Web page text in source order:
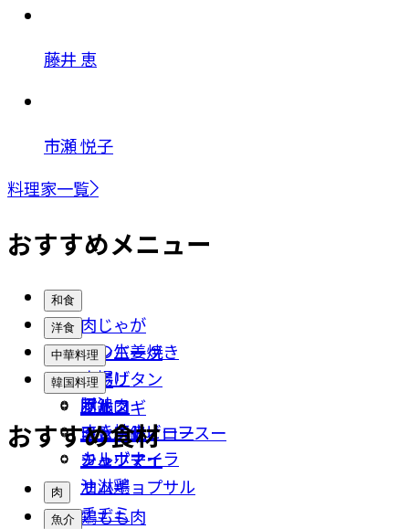
藤井 恵
市瀬 悦子
料理家一覧
おすすめメニュー
和食
肉じゃが
豚の生姜焼き
唐揚げ
豚汁
すき焼き
洋食
ハンバーグ
ナポリタン
ポトフ
ローストビーフ
カルボナーラ
中華料理
餃子
回鍋肉
チンジャオロースー
シュウマイ
油淋鶏
韓国料理
プルコギ
キムチ鍋
チャプチェ
サムギョプサル
チヂミ
おすすめ食材
肉
鶏もも肉
魚介